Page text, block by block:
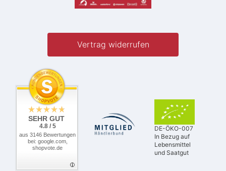
Vertrag widerrufen
SEHR GUT
4.8 / 5
aus 3146 Bewertungen
bei: google.com,
shopvote.de
DE-ÖKO-007
In Bezug auf
Lebensmittel
und Saatgut